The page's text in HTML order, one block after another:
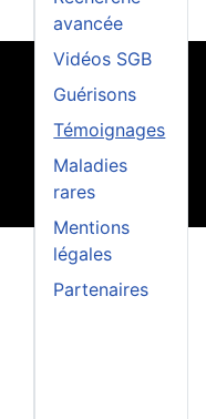
avancée
Vidéos SGB
Guérisons
Témoignages
Maladies
rares
Mentions
légales
Partenaires